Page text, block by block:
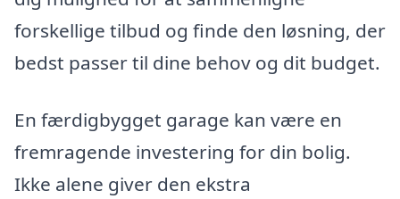
forskellige tilbud og finde den løsning, der
bedst passer til dine behov og dit budget.
En færdigbygget garage kan være en
fremragende investering for din bolig.
Ikke alene giver den ekstra